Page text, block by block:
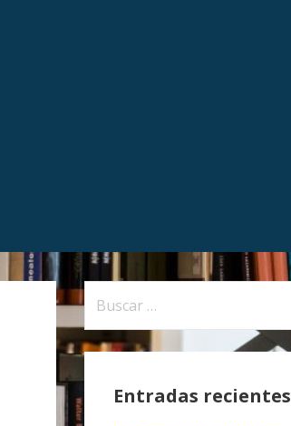
B
s
Entradas recientes